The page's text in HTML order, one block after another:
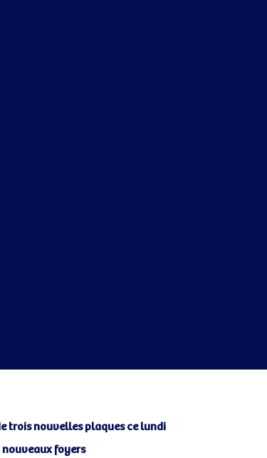
trois nouvelles plaques ce lundi
nouveaux foyers